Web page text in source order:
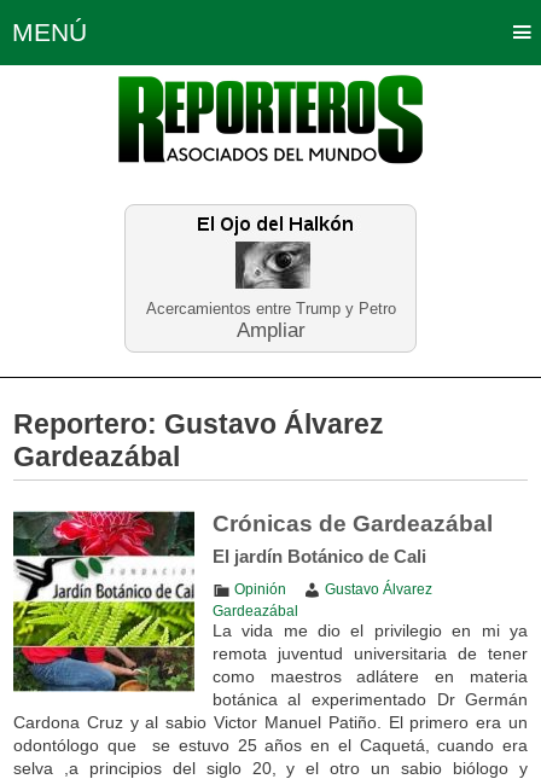
Acercamientos entre Trump y Petro
Ampliar
MENÚ
Política Opinión Bogotá
Planeta Tierra Deportes
Educación Neira
Reportero: Gustavo Álvarez
Gardeazábal
Crónicas de Gardeazábal
El jardín Botánico de Cali
Opinión
Gustavo Álvarez
Gardeazábal
La vida me dio el privilegio en mi ya
remota juventud universitaria de tener
como maestros adlátere en materia
botánica al experimentado Dr Germán
Cardona Cruz y al sabio Victor Manuel Patiño. El primero era un
odontólogo que se estuvo 25 años en el Caquetá, cuando era
selva ,a principios del siglo 20, y el otro un sabio biólogo y